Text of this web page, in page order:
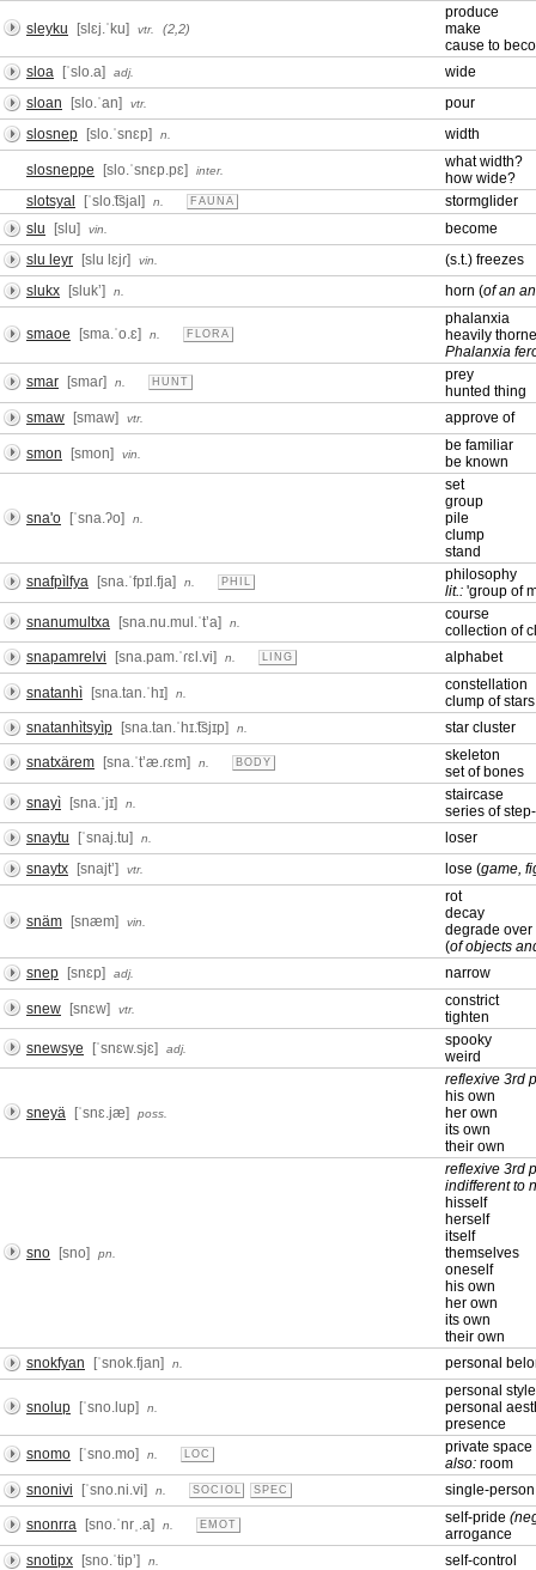
sleyku [slɛj.ˈku] vtr. (2,2)
produce
make
cause to
sloa
[ˈslo.a] adj.
wide
sloan
[slo.ˈan] vtr.
pour
slosnep
[slo.ˈsnɛp] n. width
slosneppe [slo.ˈsnɛp.pɛ] inter.
what width?
how wide?
slotsyal
[ˈslo.͡tsjal] n. FAUNA
stormglider
slu
[slu] vin.
become
slu leyr
[slu lɛjɾ] vin.
(s.t.) freezes
slukx
[slukʼ] n. horn (of an
smaoe [sma.ˈo.ɛ] n. FLORA
phalanxia
heavily
Phalanxia
smar
[smaɾ] n. HUNT
prey
hunted thing
smaw
[smaw] vtr. approve of
smon [smon] vin.
be familiar
be known
sna'o [ˈsna.ʔo] n.
set
group
pile
clump
stand
snafpìlfya
[sna.ˈfpɪl.fja] n. PHIL
philosophy
lit.: 'group of
snanumultxa
[sna.nu.mul.ˈtʼa] n.
course
collection of
snapamrelvi
[sna.pam.ˈɾɛl.vi] n. LING alphabet
snatanhì [sna.tan.ˈhɪ] n.
constellation
clump of stars
snatanhìtsyìp
[sna.tan.ˈhɪ.͡tsjɪp] n. star cluster
snatxärem [sna.ˈtʼæ.ɾɛm] n. BODY
skeleton
set of bones
snayì
[sna.ˈjɪ] n.
staircase
series of
snaytu
[ˈsnaj.tu] n.
loser
snaytx
[snajtʼ] vtr. lose (game,
snäm [snæm] vin.
rot
decay
degrade over
(of objects
snep
[snɛp] adj. narrow
snew [snɛw] vtr.
constrict
tighten
snewsye
[ˈsnɛw.sjɛ] adj.
spooky
weird
sneyä [ˈsnɛ.jæ] poss.
reflexive 3rd
his own
her own
its own
their own
sno [sno] pn.
reflexive 3rd
indifferent to
hisself
herself
itself
themselves
oneself
his own
her own
its own
their own
snokfyan
[ˈsnok.fjan] n. personal
snolup [ˈsno.lup] n.
personal style
personal
presence
snomo
[ˈsno.mo] n. LOC
private space
also: room
snonivi
[ˈsno.ni.vi] n. SOCIOL SPEC single-
snonrra [sno.ˈnrˌ.a] n. EMOT self-pride
arrogance
snotipx
[sno.ˈtipʼ] n.
self-control